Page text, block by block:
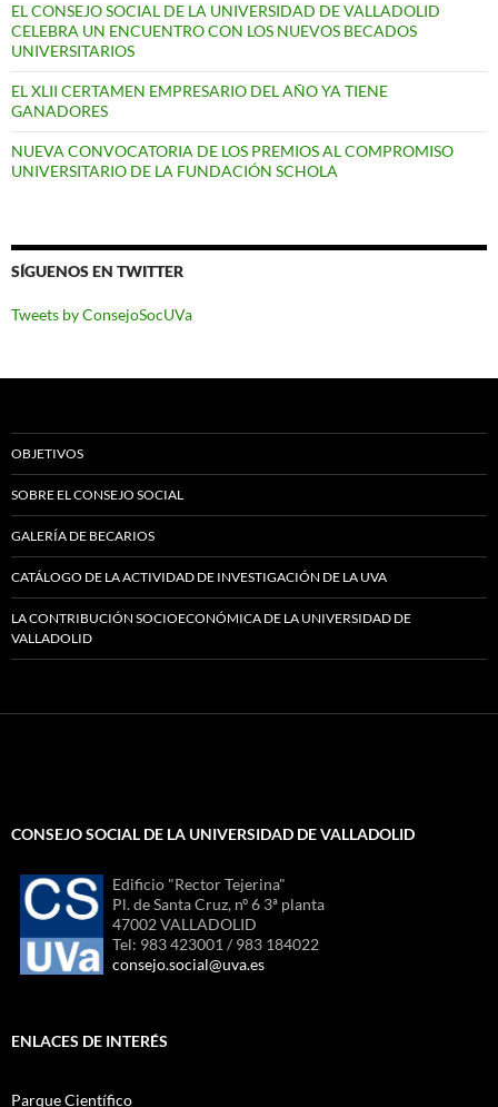
EL CONSEJO SOCIAL DE LA UNIVERSIDAD DE VALLADOLID
CELEBRA UN ENCUENTRO CON LOS NUEVOS BECADOS
UNIVERSITARIOS
EL XLII CERTAMEN EMPRESARIO DEL AÑO YA TIENE
GANADORES
NUEVA CONVOCATORIA DE LOS PREMIOS AL COMPROMISO
UNIVERSITARIO DE LA FUNDACIÓN SCHOLA
SÍGUENOS EN TWITTER
Tweets by ConsejoSocUVa
OBJETIVOS
SOBRE EL CONSEJO SOCIAL
GALERÍA DE BECARIOS
CATÁLOGO DE LA ACTIVIDAD DE INVESTIGACIÓN DE LA UVA
LA CONTRIBUCIÓN SOCIOECONÓMICA DE LA UNIVERSIDAD DE
VALLADOLID
CONSEJO SOCIAL DE LA UNIVERSIDAD DE VALLADOLID
Edificio "Rector Tejerina"
Pl. de Santa Cruz, nº 6 3ª planta
47002 VALLADOLID
Tel: 983 423001 / 983 184022
consejo.social@uva.es
ENLACES DE INTERÉS
Parque Científico